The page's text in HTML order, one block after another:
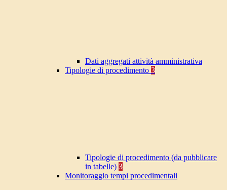
Dati aggregati attività amministrativa
Tipologie di procedimento 3
Tipologie di procedimento (da pubblicare
in tabelle) 3
Monitoraggio tempi procedimentali